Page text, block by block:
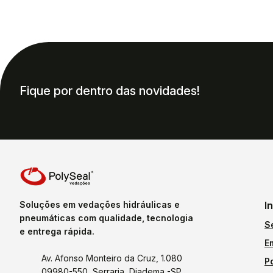
Fique por dentro das novidades!
Soluções em vedações hidráulicas e
pneumáticas com qualidade, tecnologia
e entrega rápida.
Av. Afonso Monteiro da Cruz, 1.080